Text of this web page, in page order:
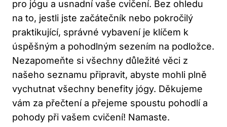
pro jógu a usnadní vaše cvičení. Bez ohledu
na to, jestli jste začátečník nebo pokročilý
praktikující, správné vybavení je klíčem k
úspěšným a pohodlným sezením na podložce.
Nezapomeňte si všechny důležité věci z
našeho seznamu připravit, abyste mohli plně
vychutnat všechny benefity jógy. Děkujeme
vám za přečtení a přejeme spoustu pohodlí a
pohody při vašem cvičení! Namaste.